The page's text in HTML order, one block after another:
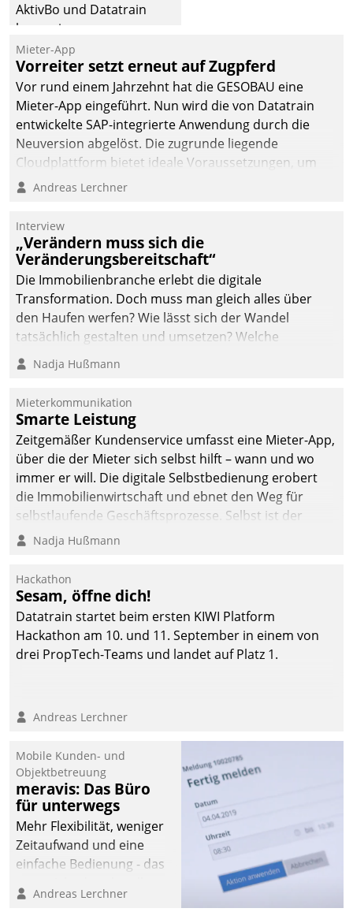
AktivBo und Datatrain
kooperieren –
Immobilienunternehmen
profitieren: Die nahtlose
Integration der Lösungen
von AktivBo und
Datatrain ermöglicht
automatisiert ausgelöste,
zielgerichtete
Mieterbefragungen – eine
starke Grundlage für
intelligente,
datengestützte
Entscheidungen.
Mieter-App
Vorreiter setzt erneut auf Zugpferd
Vor rund einem Jahrzehnt hat die GESOBAU eine
Mieter-App eingeführt. Nun wird die von Datatrain
entwickelte SAP-integrierte Anwendung durch die
Neuversion abgelöst. Die zugrunde liegende
Cloudplattform bietet ideale Voraussetzungen, um
die Funktionalität der App zu erweitern und weitere
integrieren.
Andreas Lerchner
Interview
„Verändern muss sich die
Veränderungsbereitschaft“
Die Immobilienbranche erlebt die digitale
Transformation. Doch muss man gleich alles über
den Haufen werfen? Wie lässt sich der Wandel
tatsächlich gestalten und umsetzen? Welche
Argumente zählen wirklich?
Nadja Hußmann
Mieterkommunikation
Smarte Leistung
Zeitgemäßer Kundenservice umfasst eine Mieter-App,
über die der Mieter sich selbst hilft – wann und wo
immer er will. Die digitale Selbstbedienung erobert
die Immobilienwirtschaft und ebnet den Weg für
selbstlaufende Geschäftsprozesse. Selbst ist der
Kunde und smart der Serviceanbieter.
Nadja Hußmann
Hackathon
Sesam, öffne dich!
Datatrain startet beim ersten KIWI Platform
Hackathon am 10. und 11. September in einem von
drei PropTech-Teams und landet auf Platz 1.
Andreas Lerchner
Mobile Kunden- und
Objektbetreuung
meravis: Das Büro
für unterwegs
Mehr Flexibilität, weniger
Zeitaufwand und eine
einfache Bedienung - das
Cockpit für mobile
Andreas Lerchner